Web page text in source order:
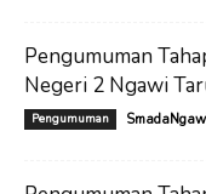
Pengumuman
Negeri 2 Ngawi
Pengumuman